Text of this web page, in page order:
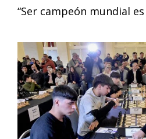
“Ser campeón mundial